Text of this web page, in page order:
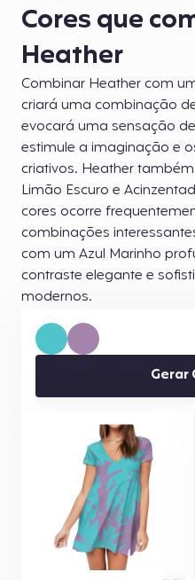
Cores que
Heather
Combinar Heather com
criará uma combinação
evocará uma sensação
estimule a imaginação e
criativos. Heather
Limão Escuro e
cores ocorre
combinações
com um Azul Marinho
contraste elegante e
modernos.
Gerar